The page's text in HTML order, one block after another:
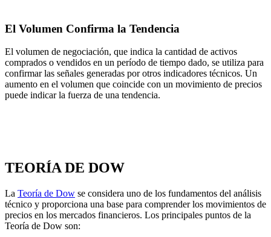
El Volumen Confirma la Tendencia
El volumen de negociación, que indica la cantidad de activos
comprados o vendidos en un período de tiempo dado, se utiliza para
confirmar las señales generadas por otros indicadores técnicos. Un
aumento en el volumen que coincide con un movimiento de precios
puede indicar la fuerza de una tendencia.
TEORÍA DE DOW
La Teoría de Dow se considera uno de los fundamentos del análisis
técnico y proporciona una base para comprender los movimientos de
precios en los mercados financieros. Los principales puntos de la
Teoría de Dow son: